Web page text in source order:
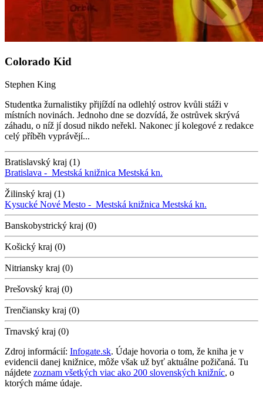
Colorado Kid
Stephen King
Studentka žurnalistiky přijíždí na odlehlý ostrov kvůli stáži v
místních novinách. Jednoho dne se dozvídá, že ostrůvek skrývá
záhadu, o níž jí dosud nikdo neřekl. Nakonec jí kolegové z redakce
celý příběh vyprávějí...
Bratislavský kraj (1)
Bratislava - Mestská knižnica Mestská kn.
Žilinský kraj (1)
Kysucké Nové Mesto - Mestská knižnica Mestská kn.
Banskobystrický kraj (0)
Košický kraj (0)
Nitriansky kraj (0)
Prešovský kraj (0)
Trenčiansky kraj (0)
Trnavský kraj (0)
Zdroj informácií: Infogate.sk. Údaje hovoria o tom, že kniha je v
evidencii danej knižnice, môže však už byť aktuálne požičaná. Tu
nájdete zoznam všetkých viac ako 200 slovenských knižníc, o
ktorých máme údaje.